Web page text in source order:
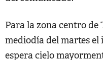
Para la zona centro de
mediodía del martes el
espera cielo